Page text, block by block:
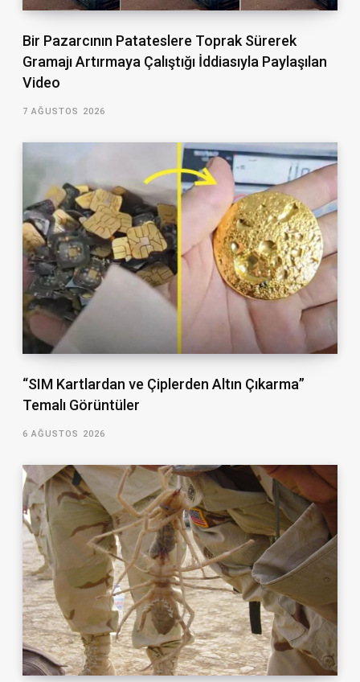
Bir Pazarcının Patateslere Toprak Sürerek
Gramajı Artırmaya Çalıştığı İddiasıyla Paylaşılan
Video
7 AĞUSTOS 2026
“SIM Kartlardan ve Çiplerden Altın Çıkarma”
Temalı Görüntüler
6 AĞUSTOS 2026